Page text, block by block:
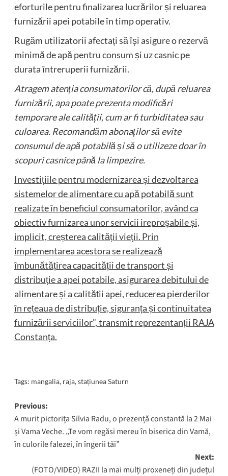
eforturile pentru finalizarea lucrărilor și reluarea
furnizării apei potabile în timp operativ.
Rugăm utilizatorii afectați să își asigure o rezervă
minimă de apă pentru consum și uz casnic pe
durata întreruperii furnizării.
Atragem atenția consumatorilor că, după reluarea
furnizării, apa poate prezenta modificări
temporare ale calității, cum ar fi turbiditatea sau
culoarea. Recomandăm abonaților să evite
consumul de apă potabilă și să o utilizeze doar în
scopuri casnice până la limpezire.
Investițiile pentru modernizarea și dezvoltarea
sistemelor de alimentare cu apă potabilă sunt
realizate în beneficiul consumatorilor, având ca
obiectiv furnizarea unor servicii ireproșabile și,
implicit, creșterea calității vieții. Prin
implementarea acestora se realizează
îmbunătățirea capacității de transport și
distribuție a apei potabile, asigurarea debitului de
alimentare și a calității apei, reducerea pierderilor
în rețeaua de distribuție, siguranța și continuitatea
furnizării serviciilor”, transmit reprezentanții RAJA
Constanța.
Tags: mangalia, raja,stațiunea Saturn
Post
navigation
Previous:
A murit pictorița Silvia Radu, o prezență constantă la 2 Mai
și Vama Veche. „Te vom regăsi mereu în biserica din Vamă,
în culorile falezei, în îngerii tăi”
Next:
(FOTO/VIDEO) RAZII la mai mulți proxeneți din județul